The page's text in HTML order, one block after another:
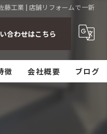
藤工業 | 店舗リフォームで一新
合わせはこちら
徴
リフォーム
ーム
会社概要 ブログ